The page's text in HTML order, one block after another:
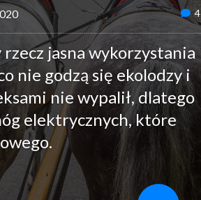
4
jasna wykorzystania
nie godzą się ekolodzy i
nie wypalił, dlatego
elektrycznych, które